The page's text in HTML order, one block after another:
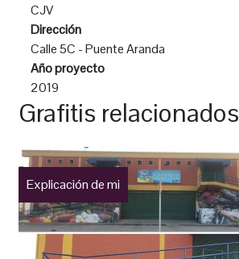
CJV
Dirección
Calle 5C - Puente Aranda
Año proyecto
2019
Grafitis relacionados
Explicación de mi